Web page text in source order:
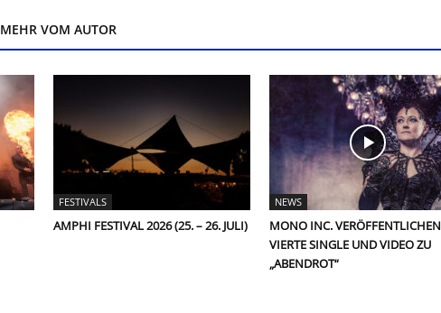
MEHR VOM AUTOR
FESTIVALS
AMPHI FESTIVAL 2026 (25. – 26. JULI)
NEWS
MONO INC. VERÖFFENTLICHEN
VIERTE SINGLE UND VIDEO ZU
„ABENDROT“